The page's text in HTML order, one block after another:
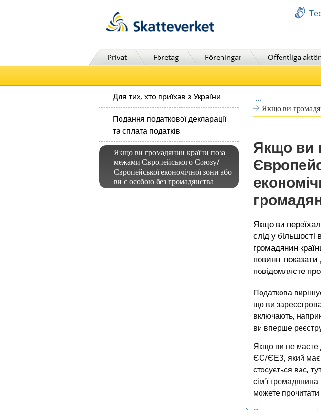
Privat Företag Föreningar Offentliga
Для тих, хто приїхав з України
Подання податкової декларації
та сплата податків
Якщо ви громадянин країни поза
межами Європейського Союзу/
Європейської економічної зони або
ви є особою без громадянства
...
Якщо ви
Якщо ви
Якщо ви
слід у більшості
громадянин
повинні
повідомляєте
Податкова
що ви
включають,
ви вперше
Якщо ви не маєте
ЄС/ЄЕЗ, який має
стосується вас,
сім'ї
можете прочитати